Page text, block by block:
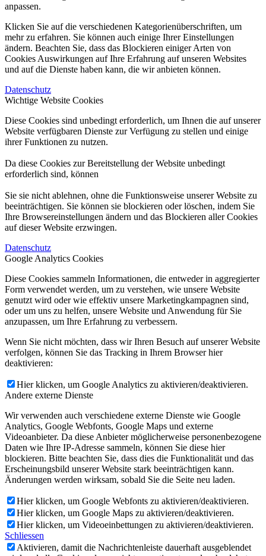
anpassen.
Klicken Sie auf die verschiedenen Kategorienüberschriften, um
mehr zu erfahren. Sie können auch einige Ihrer Einstellungen
ändern. Beachten Sie, dass das Blockieren einiger Arten von
Cookies Auswirkungen auf Ihre Erfahrung auf unseren Websites
und auf die Dienste haben kann, die wir anbieten können.
Datenschutz
Wichtige Website Cookies
Diese Cookies sind unbedingt erforderlich, um Ihnen die auf unserer
Website verfügbaren Dienste zur Verfügung zu stellen und einige
ihrer Funktionen zu nutzen.
Da diese Cookies zur Bereitstellung der Website unbedingt
erforderlich sind, können
Sie sie nicht ablehnen, ohne die Funktionsweise unserer Website zu
beeinträchtigen. Sie können sie blockieren oder löschen, indem Sie
Ihre Browsereinstellungen ändern und das Blockieren aller Cookies
auf dieser Website erzwingen.
Datenschutz
Google Analytics Cookies
Diese Cookies sammeln Informationen, die entweder in aggregierter
Form verwendet werden, um zu verstehen, wie unsere Website
genutzt wird oder wie effektiv unsere Marketingkampagnen sind,
oder um uns zu helfen, unsere Website und Anwendung für Sie
anzupassen, um Ihre Erfahrung zu verbessern.
Wenn Sie nicht möchten, dass wir Ihren Besuch auf unserer Website
verfolgen, können Sie das Tracking in Ihrem Browser hier
deaktivieren:
Hier klicken, um Google Analytics zu aktivieren/deaktivieren.
Andere externe Dienste
Wir verwenden auch verschiedene externe Dienste wie Google
Analytics, Google Webfonts, Google Maps und externe
Videoanbieter. Da diese Anbieter möglicherweise personenbezogene
Daten wie Ihre IP-Adresse sammeln, können Sie diese hier
blockieren. Bitte beachten Sie, dass dies die Funktionalität und das
Erscheinungsbild unserer Website stark beeinträchtigen kann.
Änderungen werden wirksam, sobald Sie die Seite neu laden.
Hier klicken, um Google Webfonts zu aktivieren/deaktivieren.
Hier klicken, um Google Maps zu aktivieren/deaktivieren.
Hier klicken, um Videoeinbettungen zu aktivieren/deaktivieren.
Schliessen
Aktivieren, damit die Nachrichtenleiste dauerhaft ausgeblendet